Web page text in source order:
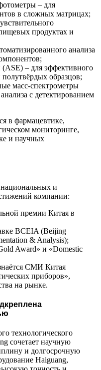
– для
в сложных матрицах;
продуктах и
анализа
– для эффективного
образцов;
масс-спектрометры
с детектированием
в фармацевтике,
мониторинге,
и научных
и
компании:
премии Китая в
BCEIA (Beijing
& Analysis);
Award» и «Domestic
СМИ Китая
приборов»,
на рынке.
технологического
сочетает научную
и долгосрочную
Haiguang,